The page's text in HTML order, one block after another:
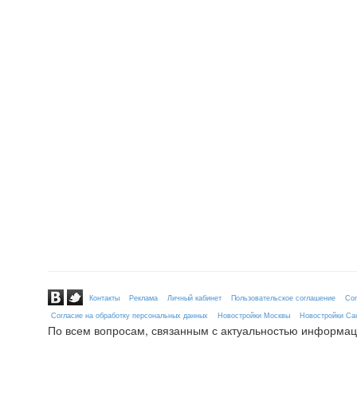
Контакты Реклама Личный кабинет Пользовательское соглашение
Согласие на обработку персональных данных
Новостройки Москвы Новостройки
По всем вопросам, связанным с актуальностью